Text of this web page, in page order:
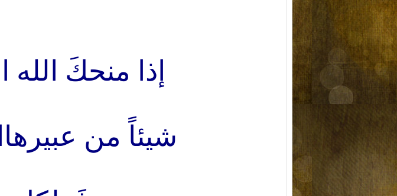
إذا منحكَ الله
شيئاً من